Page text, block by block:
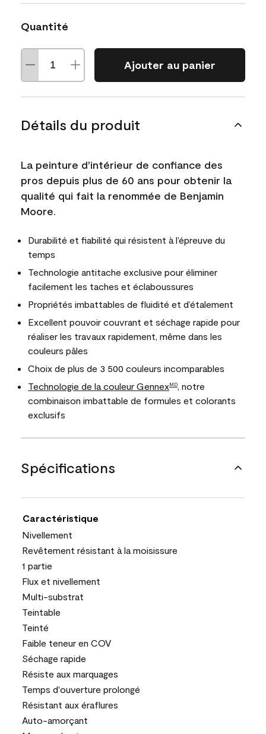
Quantité
Ajouter au panier
Détails du produit
La peinture d'intérieur de confiance des
pros depuis plus de 60 ans pour obtenir la
qualité qui fait la renommée de Benjamin
Moore.
Durabilité et fiabilité qui résistent à l’épreuve du
temps
Technologie antitache exclusive pour éliminer
facilement les taches et éclaboussures
Propriétés imbattables de fluidité et d’étalement
Excellent pouvoir couvrant et séchage rapide pour
réaliser les travaux rapidement, même dans les
couleurs pâles
Choix de plus de 3 500 couleurs incomparables
Technologie de la couleur GennexMD
, notre
combinaison imbattable de formules et colorants
exclusifs
Spécifications
Caractéristique
Nivellement
Revêtement résistant à la moisissure
1 partie
Flux et nivellement
Multi-substrat
Teintable
Teinté
Faible teneur en COV
Séchage rapide
Résiste aux marquages
Temps d'ouverture prolongé
Résistant aux éraflures
Auto-amorçant